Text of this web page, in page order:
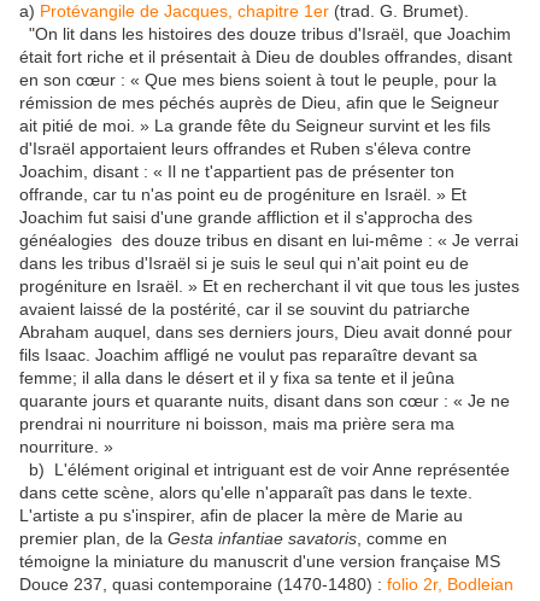
a) Protévangile de Jacques, chapitre 1er (trad. G. Brumet).
"On lit dans les histoires des douze tribus d'Israël, que Joachim
était fort riche et il présentait à Dieu de doubles offrandes, disant
en son cœur : « Que mes biens soient à tout le peuple, pour la
rémission de mes péchés auprès de Dieu, afin que le Seigneur
ait pitié de moi. » La grande fête du Seigneur survint et les fils
d'Israël apportaient leurs offrandes et Ruben s'éleva contre
Joachim, disant : « Il ne t'appartient pas de présenter ton
offrande, car tu n'as point eu de progéniture en Israël. » Et
Joachim fut saisi d'une grande affliction et il s'approcha des
généalogies des douze tribus en disant en lui-même : « Je verrai
dans les tribus d'Israël si je suis le seul qui n'ait point eu de
progéniture en Israël. » Et en recherchant il vit que tous les justes
avaient laissé de la postérité, car il se souvint du patriarche
Abraham auquel, dans ses derniers jours, Dieu avait donné pour
fils Isaac. Joachim affligé ne voulut pas reparaître devant sa
femme; il alla dans le désert et il y fixa sa tente et il jeûna
quarante jours et quarante nuits, disant dans son cœur : « Je ne
prendrai ni nourriture ni boisson, mais ma prière sera ma
nourriture. »
b) L'élément original et intriguant est de voir Anne représentée
dans cette scène, alors qu'elle n'apparaît pas dans le texte.
L'artiste a pu s'inspirer, afin de placer la mère de Marie au
premier plan, de la Gesta infantiae savatoris , comme en
témoigne la miniature du manuscrit d'une version française MS
Douce 237, quasi contemporaine (1470-1480) : folio 2r, Bodleian